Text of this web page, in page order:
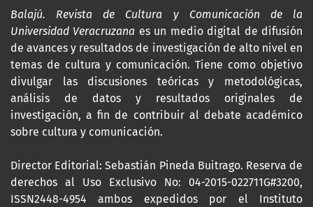
Balajú. Revista de Cultura y Comunicación de la
Universidad Veracruzana es un medio digital de difusión
de avances y resultados de investigación de alto nivel en
temas de cultura y comunicación. Tiene como objetivo
divulgar las discusiones teóricas y metodológicas,
análisis de datos y resultados originales de
investigación, a fin de contribuir al debate académico
sobre cultura y comunicación.
Director Editorial: Sebastián Pineda Buitrago. Reserva de
derechos al Uso Exclusivo No: 04-2015-022711G#3200,
ISSN2448-4954 ambos expedidos por el Instituto